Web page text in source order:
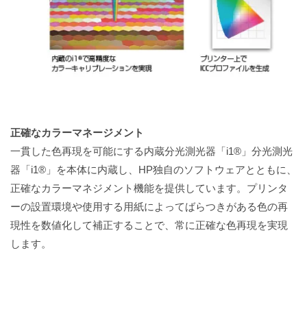
正確なカラーマネージメント
一貫した色再現を可能にする内蔵分光測光器「i1®」分光測光
器「i1®」を本体に内蔵し、HP独自のソフトウェアとともに、
正確なカラーマネジメント機能を提供しています。プリンタ
ーの設置環境や使用する用紙によってばらつきがある色の再
現性を数値化して補正することで、常に正確な色再現を実現
します。